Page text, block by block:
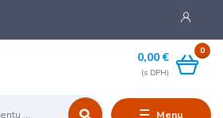
Menu
0
0,00 €